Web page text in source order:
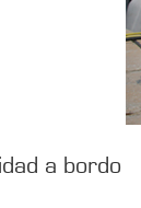
a bordo